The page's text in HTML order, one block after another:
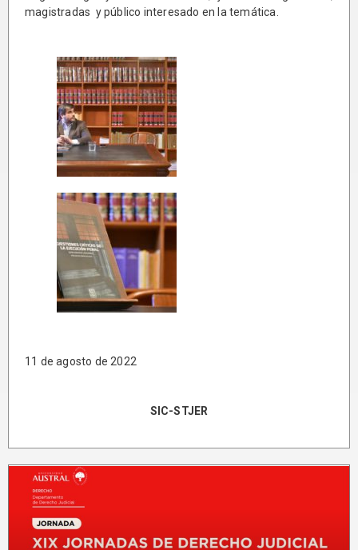
magistradas y público interesado en la temática.
11 de agosto de 2022
SIC-STJER